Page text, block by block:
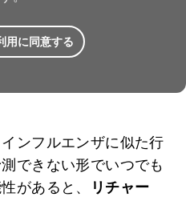
用に同意する
ンフルエンザに似た行
できない形でいつでも
があると、
リチャー